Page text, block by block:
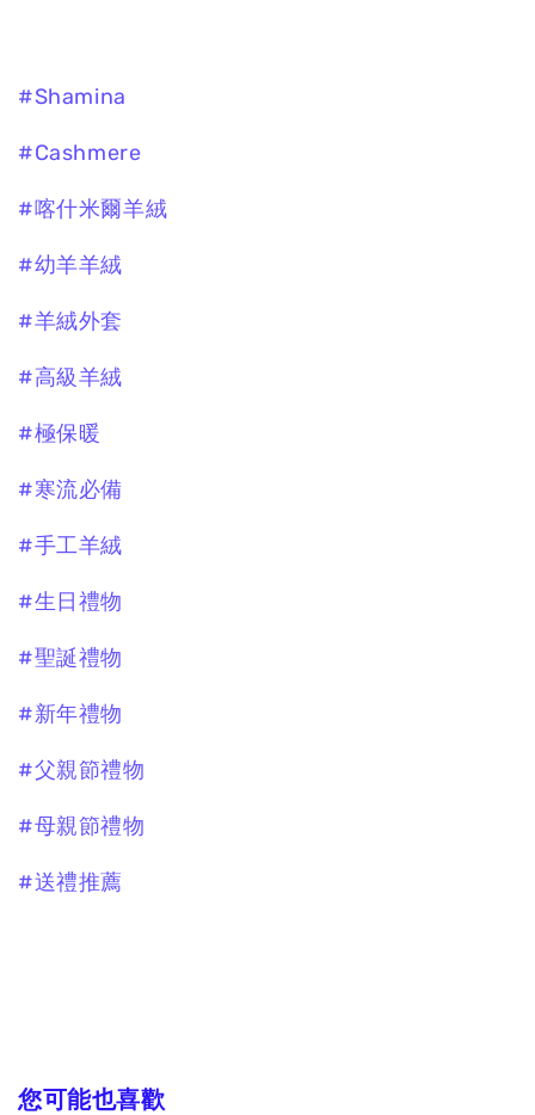
#Shamina
#Cashmere
#喀什米爾羊絨
#幼羊羊絨
#羊絨外套
#高級羊絨
#極保暖
#寒流必備
#手工羊絨
#生日禮物
#聖誕禮物
#新年禮物
#父親節禮物
#母親節禮物
#送禮推薦
您可能也喜歡